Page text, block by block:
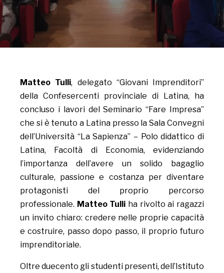
Matteo Tulli, delegato “Giovani Imprenditori”
della Confesercenti provinciale di Latina, ha
concluso i lavori del Seminario “Fare Impresa”
che si è tenuto a Latina presso la Sala Convegni
dell’Università “La Sapienza” – Polo didattico di
Latina, Facoltà di Economia, evidenziando
l’importanza dell’avere un solido bagaglio
culturale, passione e costanza per diventare
protagonisti del proprio percorso
professionale. Matteo Tulli ha rivolto ai ragazzi
un invito chiaro: credere nelle proprie capacità
e costruire, passo dopo passo, il proprio futuro
imprenditoriale.
Oltre duecento gli studenti presenti, dell’Istituto